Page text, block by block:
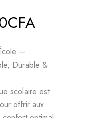
CFA
–
Durable &
scolaire est
offrir aux